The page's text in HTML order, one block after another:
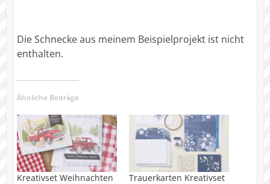
Die Schnecke aus meinem Beispielprojekt ist nicht
enthalten.
Ähnliche Beiträge
Kreativset Weihnachten
Trauerkarten Kreativset